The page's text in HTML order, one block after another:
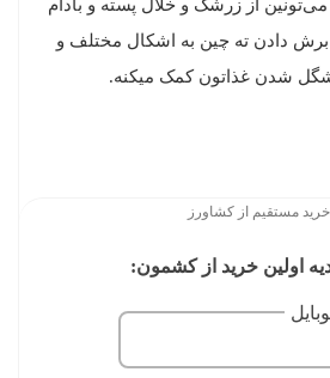
از زرشک و خلال پسته و بادام
برش دادن ته چین به اشکال مختلف و
شدن غذاتون کمک میکنه.
اولین خرید از کشمون: